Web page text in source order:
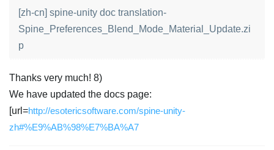
[zh-cn] spine-unity doc translation-
Spine_Preferences_Blend_Mode_Material_Update.zi
p
Thanks very much! 8)
We have updated the docs page:
[url=http://esotericsoftware.com/spine-unity-
zh#%E9%AB%98%E7%BA%A7